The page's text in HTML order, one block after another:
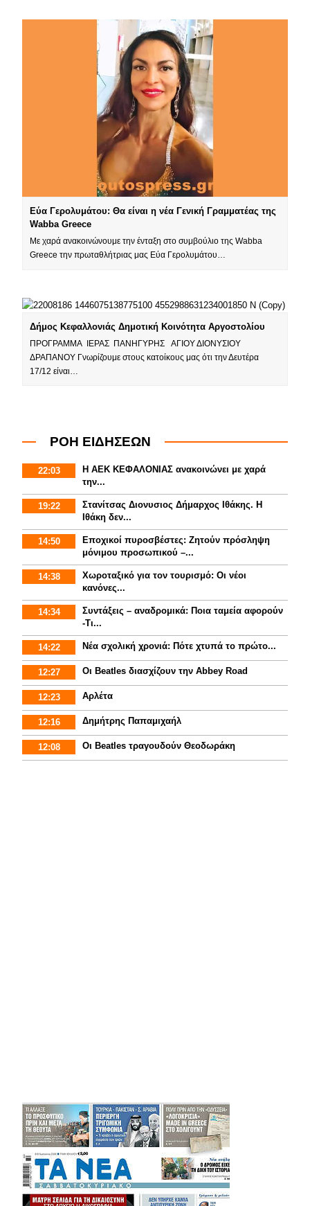
Εύα Γερολυμάτου: Θα είναι η νέα Γενική Γραμματέας της
Wabba Greece
Με χαρά ανακοινώνουμε την ένταξη στο συμβούλιο της Wabba
Greece την πρωταθλήτριας μας Εύα Γερολυμάτου…
Δήμος Κεφαλλονιάς Δημοτική Κοινότητα Αργοστολίου
ΠΡΟΓΡΑΜΜΑ ΙΕΡΑΣ ΠΑΝΗΓΥΡΗΣ ΑΓΙΟΥ ΔΙΟΝΥΣΙΟΥ
ΔΡΑΠΑΝΟΥ Γνωρίζουμε στους κατοίκους μας ότι την Δευτέρα
17/12 είναι…
ΡΟΗ ΕΙΔΗΣΕΩΝ
22:03
Η ΑΕΚ ΚΕΦΑΛΟΝΙΑΣ ανακοινώνει με χαρά
την...
19:22
Στανίτσας Διονυσιος Δήμαρχος Ιθάκης. Η
Ιθάκη δεν...
14:50
Εποχικοί πυροσβέστες: Ζητούν πρόσληψη
μόνιμου προσωπικού –...
14:38
Χωροταξικό για τον τουρισμό: Οι νέοι
κανόνες...
14:34
Συντάξεις – αναδρομικά: Ποια ταμεία αφορούν
-Τι...
14:22 Νέα σχολική χρονιά: Πότε χτυπά το πρώτο...
12:27 Οι Beatles διασχίζουν την Abbey Road
12:23 Αρλέτα
12:16 Δημήτρης Παπαμιχαήλ
12:08 Οι Beatles τραγουδούν Θεοδωράκη